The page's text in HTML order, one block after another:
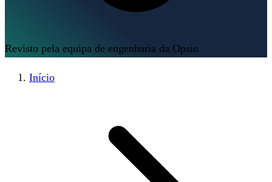
Revisto pela equipa de engenharia da Opsio
Início